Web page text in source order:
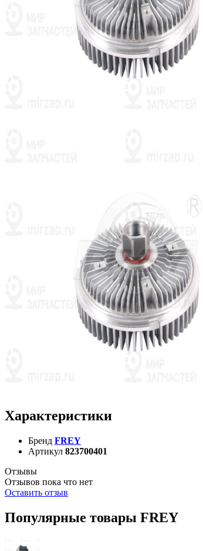
Характеристики
Бренд FREY
Артикул 823700401
Отзывы
Отзывов пока что нет
Оставить отзыв
Популярные товары FREY